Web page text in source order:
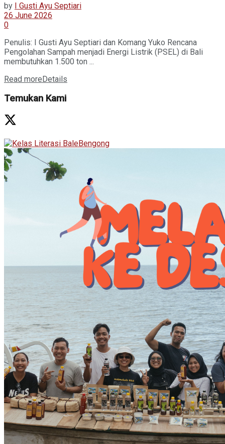
by I Gusti Ayu Septiari
26 June 2026
0
Penulis: I Gusti Ayu Septiari dan Komang Yuko Rencana
Pengolahan Sampah menjadi Energi Listrik (PSEL) di Bali
membutuhkan 1.500 ton ...
Read moreDetails
Temukan Kami